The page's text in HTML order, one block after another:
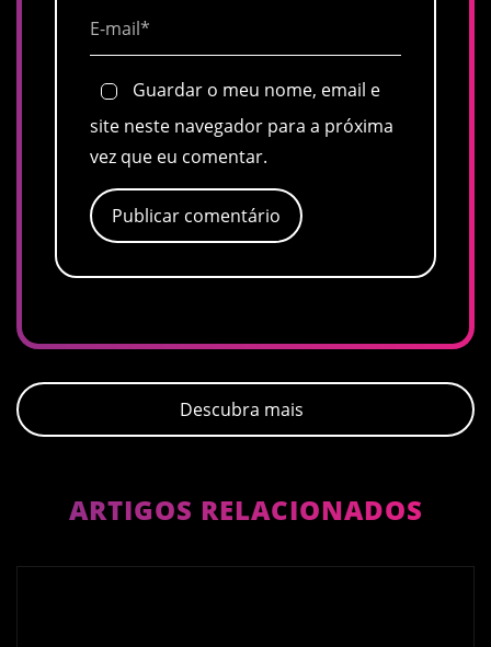
Guardar o meu nome, email e
site neste navegador para a próxima
vez que eu comentar.
Descubra mais
ARTIGOS RELACIONADOS